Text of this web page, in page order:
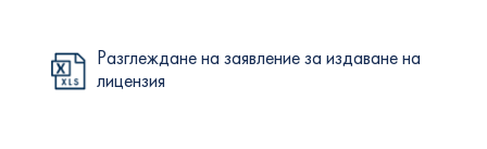
Разглеждане на заявление за издаване на
лицензия